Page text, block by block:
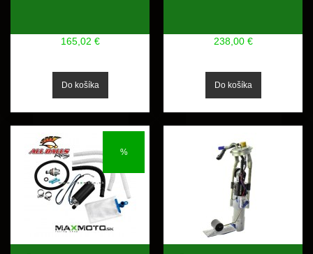
165,02 € 238,00 €
%